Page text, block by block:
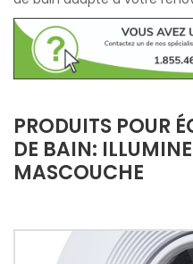
PRODUITS POUR
DE BAIN:
MASCOUCHE